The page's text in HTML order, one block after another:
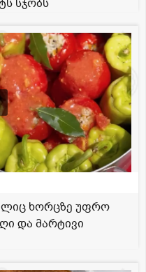
სჯობს
ხორცზე უფრო
და მარტივი